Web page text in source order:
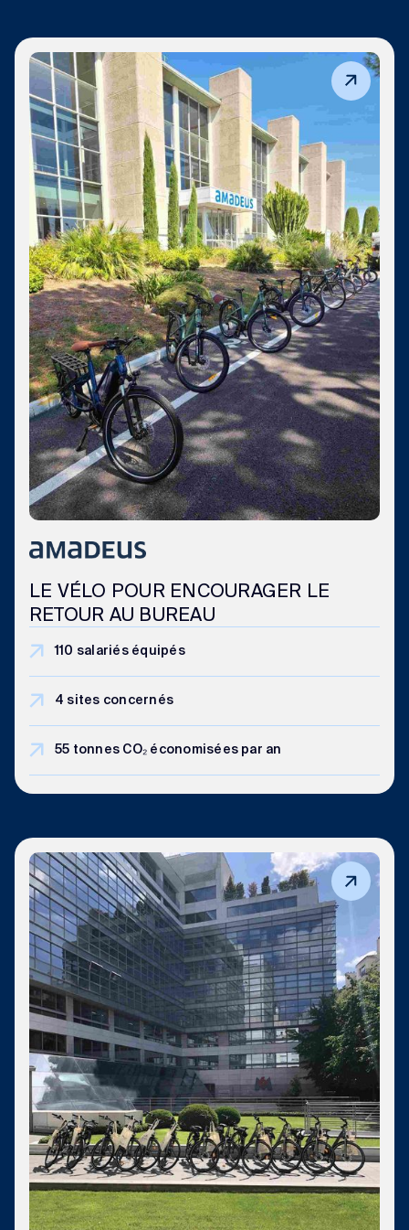
LE VÉLO POUR ENCOURAGER LE
RETOUR AU BUREAU
110 salariés équipés
4 sites concernés
55 tonnes CO₂ économisées par an